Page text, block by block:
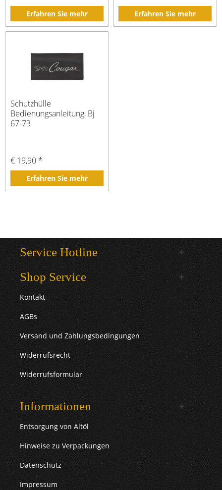
Erfahren Sie mehr Erfahren Sie mehr
Schutzhülle
Bedienungsanleitung, Bj
67-73
€ 19,90 *
Erfahren Sie mehr
Service Hotline
Shop Service
Kontakt
AGBs
Versand und Zahlungsbedingungen
Widerrufsrecht
Widerrufsformular
Informationen
Entsorgung von Altöl
Hinweise zu Verpackungen
Datenschutz
Impressum